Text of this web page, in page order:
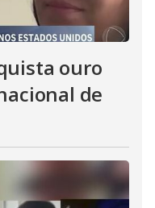
ouro
de